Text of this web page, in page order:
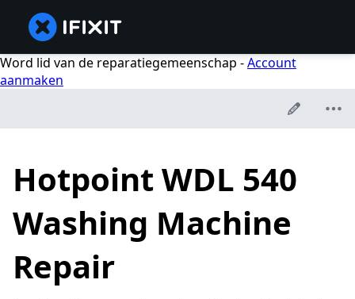
Word lid van de reparatiegemeenschap -Account
aanmaken
Hotpoint WDL 540
Washing Machine
Repair